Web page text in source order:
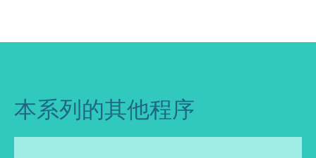
本系列的其他程序